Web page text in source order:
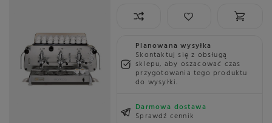
Planowana wysyłka
Skontaktuj się z obsługą
sklepu, aby oszacować czas
przygotowania tego produktu
do wysyłki.
Darmowa dostawa
Sprawdź cennik